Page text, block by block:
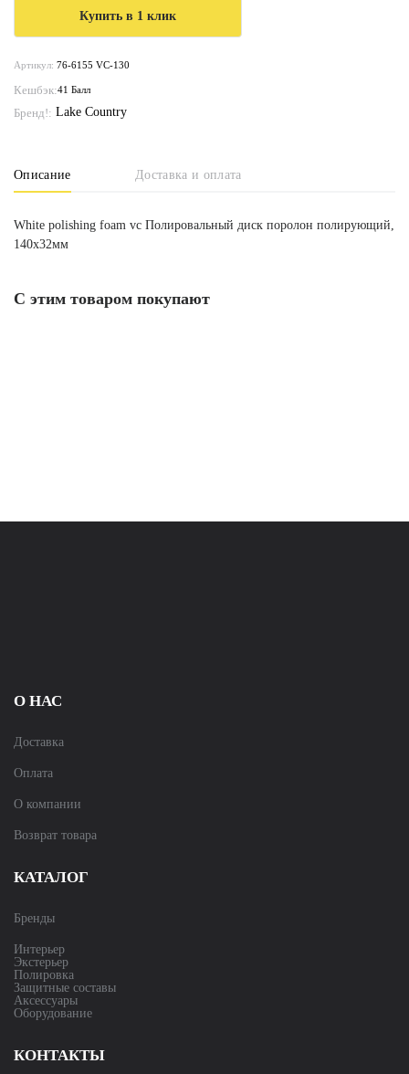
Артикул: 76-6155 VC-130
Кешбэк:41 Балл
Бренд!: Lake Country
Описание Доставка и оплата
White polishing foam vc Полировальный диск поролон полирующий,
140х32мм
С этим товаром покупают
О НАС
Доставка
Оплата
О компании
Возврат товара
КАТАЛОГ
Бренды
Интерьер
Экстерьер
Полировка
Защитные составы
Аксессуары
Оборудование
КОНТАКТЫ